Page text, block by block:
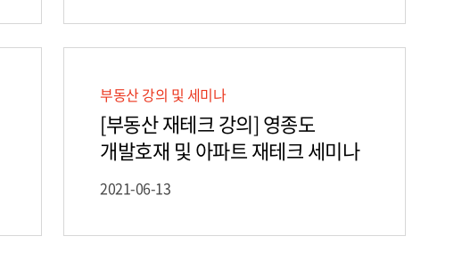
부동산 강의 및 세미나
[부동산 재테크 강의] 영종도
개발호재 및 아파트 재테크 세미나
2021-06-13